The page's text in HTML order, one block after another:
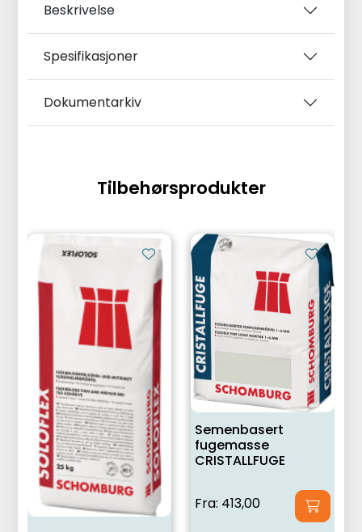
Beskrivelse
Spesifikasjoner
Dokumentarkiv
Tilbehørsprodukter
Semenbasert
fugemasse
CRISTALLFUGE
Fra: 413,00